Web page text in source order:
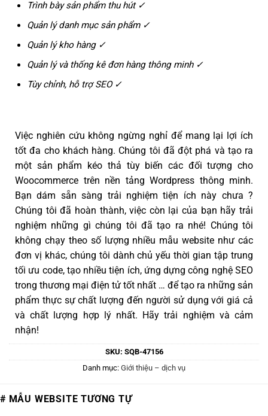
Trình bày sản phẩm thu hút ✓
Quản lý danh mục sản phẩm ✓
Quản lý kho hàng ✓
Quản lý và thống kê đơn hàng thông minh ✓
Tùy chỉnh, hỗ trợ SEO ✓
Việc nghiên cứu không ngừng nghỉ để mang lại lợi ích
tốt đa cho khách hàng. Chúng tôi đã đột phá và tạo ra
một sản phẩm kéo thả tùy biến các đối tượng cho
Woocommerce trên nền tảng Wordpress thông minh.
Bạn dám sẵn sàng trải nghiệm tiện ích này chưa ?
Chúng tôi đã hoàn thành, việc còn lại của bạn hãy trải
nghiệm những gì chúng tôi đã tạo ra nhé! Chúng tôi
không chạy theo số lượng nhiều mẫu website như các
đơn vị khác, chúng tôi dành chủ yếu thời gian tập trung
tối ưu code, tạo nhiều tiện ích, ứng dựng công nghệ SEO
trong thương mại điện tử tốt nhất … để tạo ra những sản
phẩm thực sự chất lượng đến người sử dụng với giá cả
và chất lượng hợp lý nhất. Hãy trải nghiệm và cảm
nhận!
SKU: SQB-47156
Danh mục: Giới thiệu – dịch vụ
# MẪU WEBSITE TƯƠNG TỰ